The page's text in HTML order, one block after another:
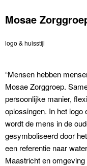
Mosae
logo & huisstijl
“Mensen hebben
Mosae Zorggroep.
persoonlijke manier,
oplossingen. In het
wordt de mens in de
gesymboliseerd door
een referentie naar
Maastricht en